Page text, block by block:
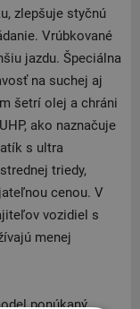
zlepšuje styčnú
Vrúbkované
jazdu. Špeciálna
na suchej aj
šetrí olej a chráni
ako naznačuje
s ultra
triedy,
cenou. V
vozidiel s
menej
ponúkaný